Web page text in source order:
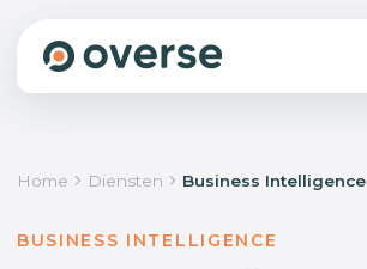
Home Diensten Business Intelligence
BUSINESS INTELLIGENCE